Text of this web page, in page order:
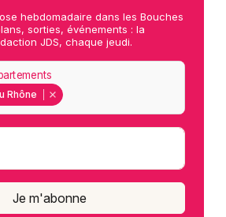
hebdomadaire dans les Bouches
sorties, événements : la
JDS, chaque jeudi.
Rhône
Je m'abonne